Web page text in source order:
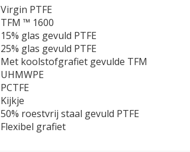
Virgin PTFE
TFM ™ 1600
15% glas gevuld PTFE
25% glas gevuld PTFE
Met koolstofgrafiet gevulde TFM
UHMWPE
PCTFE
Kijkje
50% roestvrij staal gevuld PTFE
Flexibel grafiet